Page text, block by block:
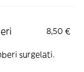
8,50 €
surgelati.